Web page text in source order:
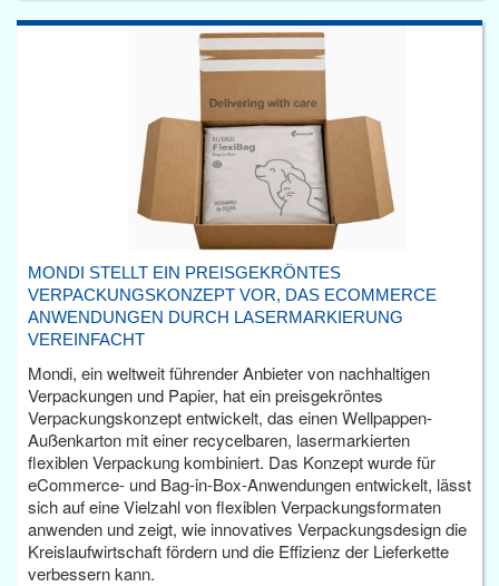
MONDI STELLT EIN PREISGEKRÖNTES
VERPACKUNGSKONZEPT VOR, DAS ECOMMERCE
ANWENDUNGEN DURCH LASERMARKIERUNG
VEREINFACHT
Mondi, ein weltweit führender Anbieter von nachhaltigen
Verpackungen und Papier, hat ein preisgekröntes
Verpackungskonzept entwickelt, das einen Wellpappen-
Außenkarton mit einer recycelbaren, lasermarkierten
flexiblen Verpackung kombiniert. Das Konzept wurde für
eCommerce- und Bag-in-Box-Anwendungen entwickelt, lässt
sich auf eine Vielzahl von flexiblen Verpackungsformaten
anwenden und zeigt, wie innovatives Verpackungsdesign die
Kreislaufwirtschaft fördern und die Effizienz der Lieferkette
verbessern kann.